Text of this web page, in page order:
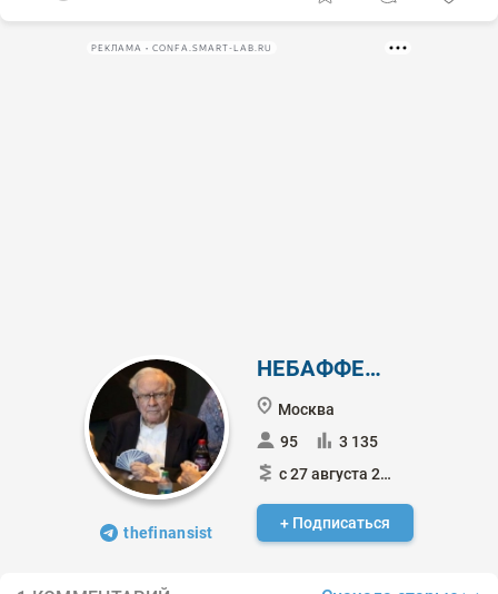
РЕКЛАМА • CONFA.SMART-LAB.RU
thefinansist
НЕБАФФЕТТ
Москва
95
3 135
с 27 августа 2024
+ Подписаться